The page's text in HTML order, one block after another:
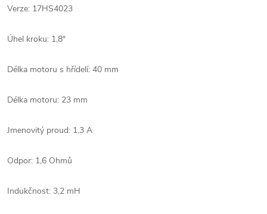
Verze: 17HS4023
Úhel kroku: 1,8°
Délka motoru s hřídelí: 40 mm
Délka motoru: 23 mm
Jmenovitý proud: 1,3 A
Odpor: 1,6 Ohmů
Indukčnost: 3,2 mH